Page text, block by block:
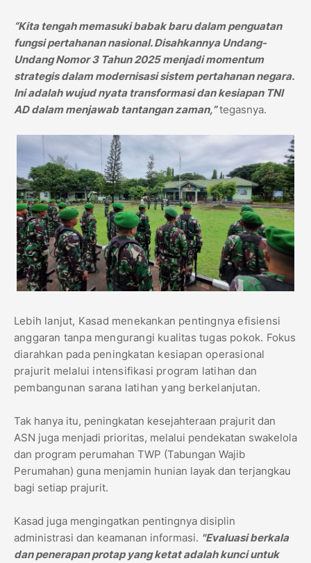
“Kita tengah memasuki babak baru dalam penguatan
fungsi pertahanan nasional. Disahkannya Undang-
Undang Nomor 3 Tahun 2025 menjadi momentum
strategis dalam modernisasi sistem pertahanan negara.
Ini adalah wujud nyata transformasi dan kesiapan TNI
AD dalam menjawab tantangan zaman,”tegasnya.
Lebih lanjut, Kasad menekankan pentingnya efisiensi
anggaran tanpa mengurangi kualitas tugas pokok. Fokus
diarahkan pada peningkatan kesiapan operasional
prajurit melalui intensifikasi program latihan dan
pembangunan sarana latihan yang berkelanjutan.
Tak hanya itu, peningkatan kesejahteraan prajurit dan
ASN juga menjadi prioritas, melalui pendekatan swakelola
dan program perumahan TWP (Tabungan Wajib
Perumahan) guna menjamin hunian layak dan terjangkau
bagi setiap prajurit.
Kasad juga mengingatkan pentingnya disiplin
administrasi dan keamanan informasi. "Evaluasi berkala
dan penerapan protap yang ketat adalah kunci untuk